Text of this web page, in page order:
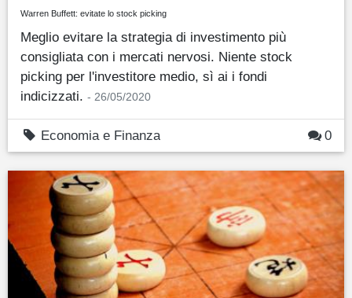
Warren Buffett: evitate lo stock picking
Meglio evitare la strategia di investimento più
consigliata con i mercati nervosi. Niente stock
picking per l'investitore medio, sì ai i fondi
indicizzati. - 26/05/2020
Economia e Finanza 0